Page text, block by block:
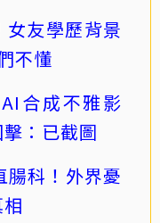
友學歷背景
不懂
合成不雅影
：已截圖
腸科！外界憂